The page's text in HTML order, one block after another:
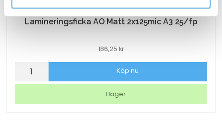
Lamineringsficka AO Matt 2x125mic A3 25/fp
186,25 kr
Lamineringsficka
2x125mic
Köp nu
I lager